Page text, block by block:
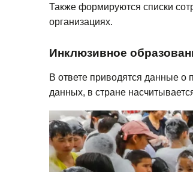
Также формируются списки
организациях.
Инклюзивное
В ответе приводятся данные
данных, в стране